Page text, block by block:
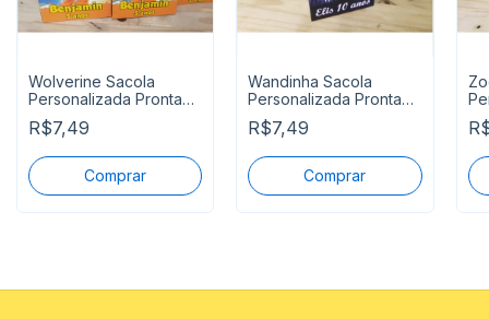
Wolverine Sacola
Personalizada Pronta
Entrega
R$7,49
Wandinha Sacola
Personalizada Pronta
Entrega
R$7,49